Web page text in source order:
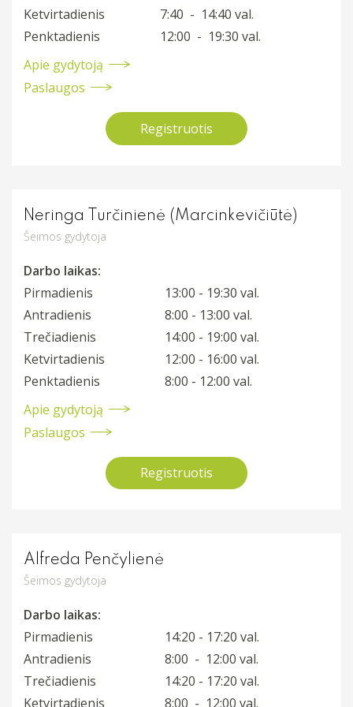
Profilaktiniai sveikatos patikrinimai
Procedūros
Ketvirtadienis
7:40 - 14:40 val.
Penktadienis
12:00 - 19:30 val.
Apie gydytoją
Paslaugos
Registruotis
Neringa Turčinienė (Marcinkevičiūtė)
Šeimos gydytoja
Darbo laikas:
Pirmadienis
13:00 - 19:30 val.
Antradienis
8:00 - 13:00 val.
Trečiadienis
14:00 - 19:00 val.
Ketvirtadienis
12:00 - 16:00 val.
Penktadienis
8:00 - 12:00 val.
Apie gydytoją
Paslaugos
Registruotis
Alfreda Penčylienė
Šeimos gydytoja
Darbo laikas:
Pirmadienis
14:20 - 17:20 val.
Antradienis
8:00 - 12:00 val.
Trečiadienis
14:20 - 17:20 val.
Ketvirtadienis
8:00 - 12:00 val.